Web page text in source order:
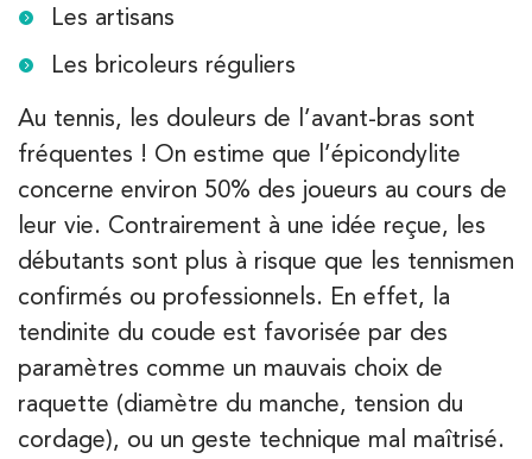
Les artisans
Les bricoleurs réguliers
Au tennis, les douleurs de l’avant-bras sont
fréquentes ! On estime que l’épicondylite
concerne environ 50% des joueurs au cours de
leur vie. Contrairement à une idée reçue, les
débutants sont plus à risque que les tennismen
confirmés ou professionnels. En effet, la
tendinite du coude est favorisée par des
paramètres comme un mauvais choix de
raquette (diamètre du manche, tension du
cordage), ou un geste technique mal maîtrisé.
IK Olympe Sante Antony – 92
28 Rue Velpeau 92160 Antony
28 Rue Velpeau 92160 Antony
01 76 21 71 41
PRENEZ RDV SUR
PRENEZ RDV SUR
74 Bd Haussmann 75008 Paris